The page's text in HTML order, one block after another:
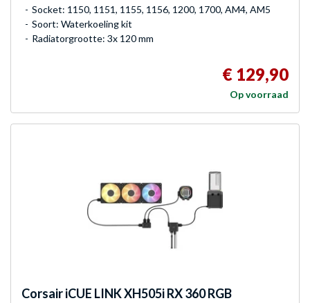
Socket: 1150, 1151, 1155, 1156, 1200, 1700, AM4, AM5
Soort: Waterkoeling kit
Radiatorgrootte: 3x 120 mm
€ 129,90
Op voorraad
CorsairiCUE LINK XH505i RX 360 RGB